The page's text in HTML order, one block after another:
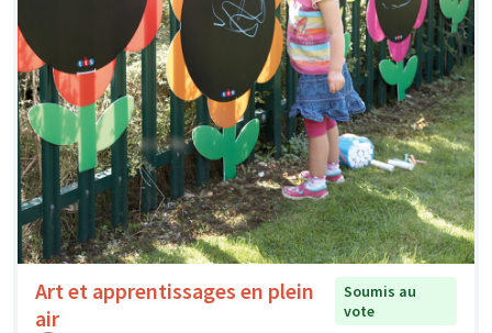
Art et apprentissages en plein
air
Soumis au
vote